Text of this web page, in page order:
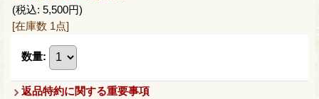
(税込: 5,500円)
[在庫数 1点]
数量:
返品特約に関する重要事項